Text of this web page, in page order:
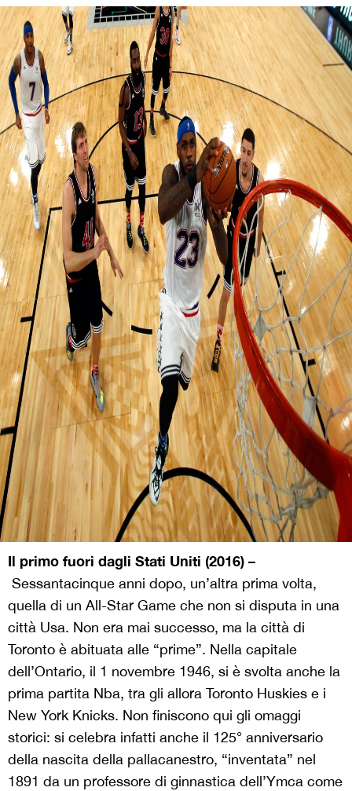
Il primo fuori dagli Stati Uniti (2016) –
Sessantacinque anni dopo, un’altra prima volta,
quella di un All-Star Game che non si disputa in una
città Usa. Non era mai successo, ma la città di
Toronto è abituata alle “prime”. Nella capitale
dell’Ontario, il 1 novembre 1946, si è svolta anche la
prima partita Nba, tra gli allora Toronto Huskies e i
New York Knicks. Non finiscono qui gli omaggi
storici: si celebra infatti anche il 125° anniversario
della nascita della pallacanestro, “inventata” nel
1891 da un professore di ginnastica dell’Ymca come